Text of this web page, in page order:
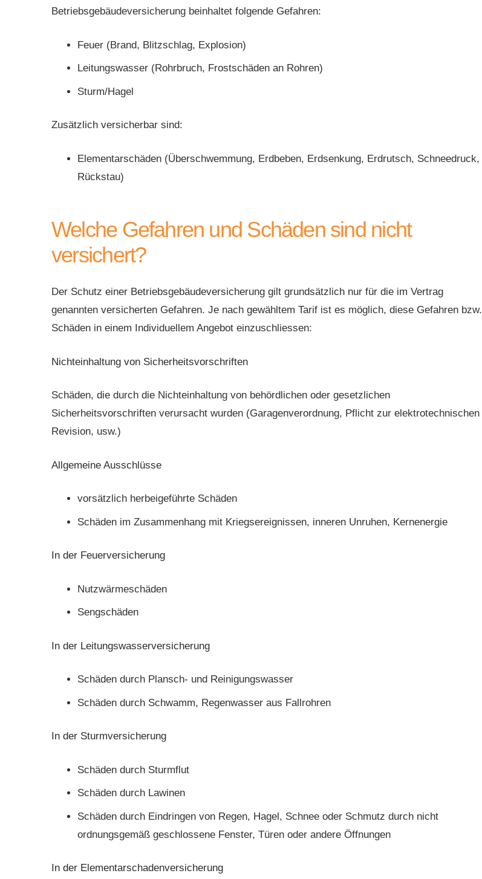
Betriebsgebäudeversicherung beinhaltet folgende Gefahren:
Feuer (Brand, Blitzschlag, Explosion)
Leitungswasser (Rohrbruch, Frostschäden an Rohren)
Sturm/Hagel
Zusätzlich versicherbar sind:
Elementarschäden (Überschwemmung, Erdbeben, Erdsenkung, Erdrutsch, Schneedruck,
Rückstau)
Welche Gefahren und Schäden sind nicht
versichert?
Der Schutz einer Betriebsgebäudeversicherung gilt grundsätzlich nur für die im Vertrag
genannten versicherten Gefahren. Je nach gewähltem Tarif ist es möglich, diese Gefahren bzw.
Schäden in einem Individuellem Angebot einzuschliessen:
Nichteinhaltung von Sicherheitsvorschriften
Schäden, die durch die Nichteinhaltung von behördlichen oder gesetzlichen
Sicherheitsvorschriften verursacht wurden (Garagenverordnung, Pflicht zur elektrotechnischen
Revision, usw.)
Allgemeine Ausschlüsse
vorsätzlich herbeigeführte Schäden
Schäden im Zusammenhang mit Kriegsereignissen, inneren Unruhen, Kernenergie
In der Feuerversicherung
Nutzwärmeschäden
Sengschäden
In der Leitungswasserversicherung
Schäden durch Plansch- und Reinigungswasser
Schäden durch Schwamm, Regenwasser aus Fallrohren
In der Sturmversicherung
Schäden durch Sturmflut
Schäden durch Lawinen
Schäden durch Eindringen von Regen, Hagel, Schnee oder Schmutz durch nicht
ordnungsgemäß geschlossene Fenster, Türen oder andere Öffnungen
In der Elementarschadenversicherung